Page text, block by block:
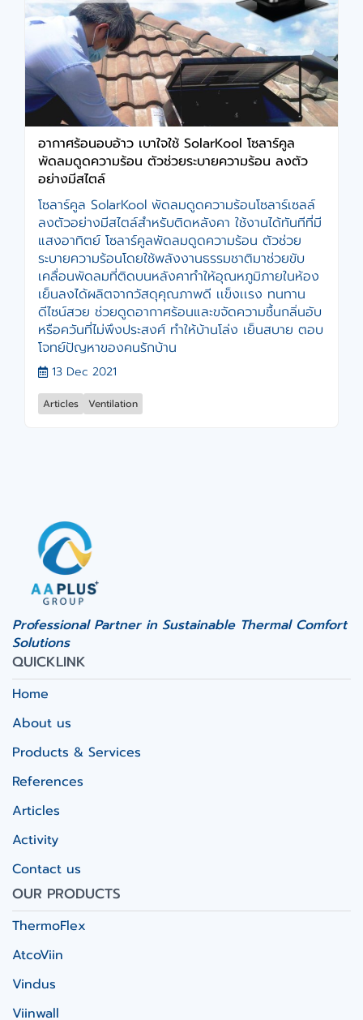
อากาศร้อนอบอ้าว เบาใจใช้ SolarKool โซลาร์คูล
พัดลมดูดความร้อน ตัวช่วยระบายความร้อน ลงตัว
อย่างมีสไตล์
โซลาร์คูล SolarKool พัดลมดูดความร้อนโซลาร์เซลล์
ลงตัวอย่างมีสไตล์สำหรับติดหลังคา ใช้งานได้ทันทีที่มี
แสงอาทิตย์ โซลาร์คูลพัดลมดูดความร้อน ตัวช่วย
ระบายความร้อนโดยใช้พลังงานธรรมชาติมาช่วยขับ
เคลื่อนพัดลมที่ติดบนหลังคาทำให้อุณหภูมิภายในห้อง
เย็นลงได้ผลิตจากวัสดุคุณภาพดี เเข็งเเรง ทนทาน
ดีไซน์สวย ช่วยดูดอากาศร้อนและขจัดความชื้นกลิ่นอับ
หรือควันที่ไม่พึงประสงศ์ ทำให้บ้านโล่ง เย็นสบาย ตอบ
โจทย์ปัญหาของคนรักบ้าน
13 Dec 2021
Articles Ventilation
Professional Partner in Sustainable Thermal Comfort
Solutions
QUICKLINK
Home
About us
Products & Services
References
Articles
Activity
Contact us
OUR PRODUCTS
ThermoFlex
AtcoViin
Vindus
Viinwall